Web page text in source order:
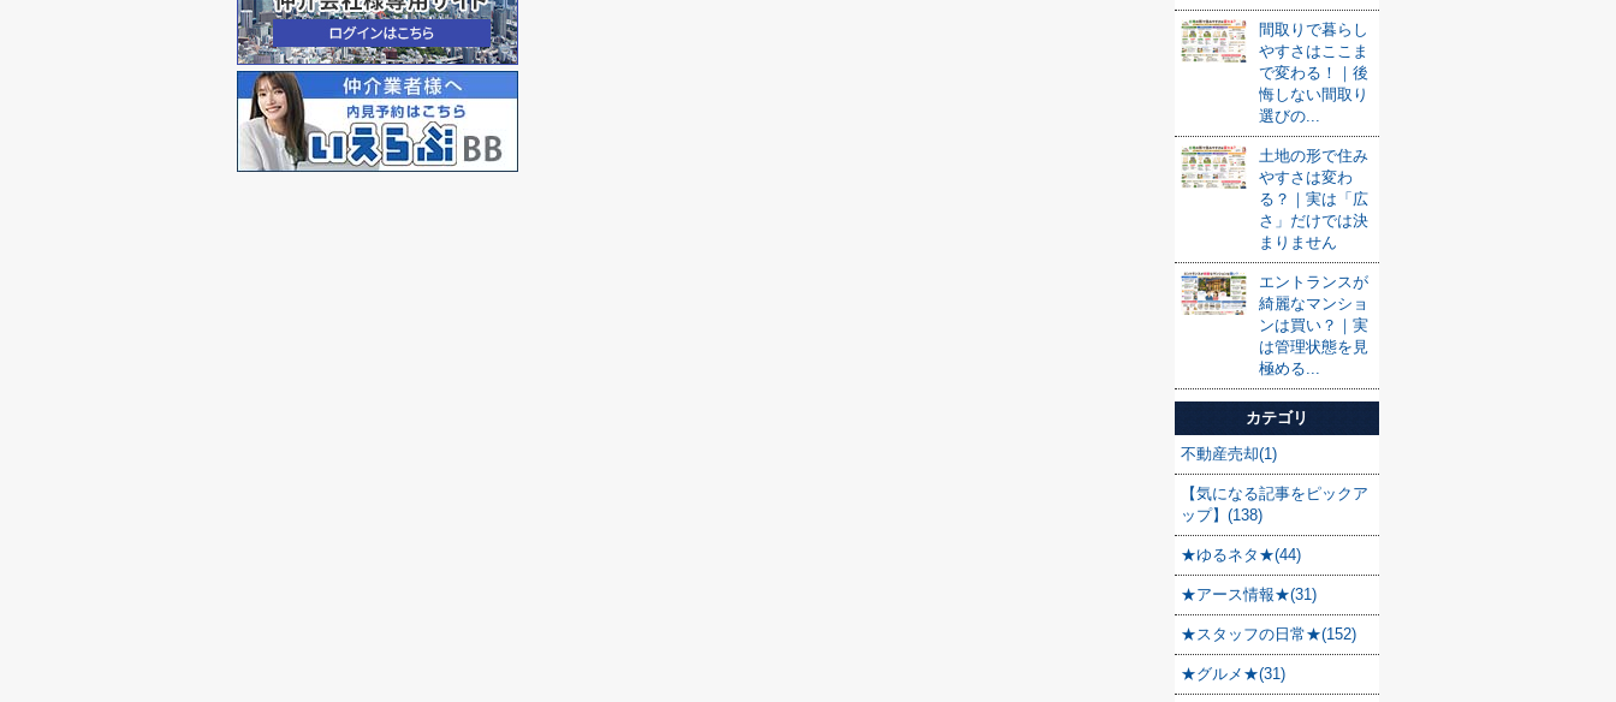
間取りで暮らし
やすさはここま
で変わる！｜後
悔しない間取り
選びの...
土地の形で住み
やすさは変わ
る？｜実は「広
さ」だけでは決
まりません
エントランスが
綺麗なマンショ
ンは買い？｜実
は管理状態を見
極める...
カテゴリ
不動産売却(1)
【気になる記事をピックア
ップ】(138)
★ゆるネタ★(44)
★アース情報★(31)
★スタッフの日常★(152)
★グルメ★(31)